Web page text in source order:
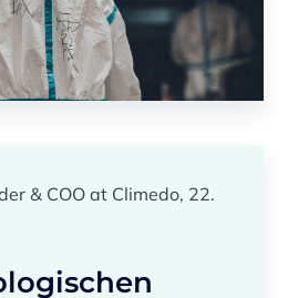
& COO at Climedo, 22.